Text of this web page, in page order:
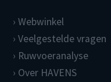
Webwinkel
Veelgestelde vragen
Ruwvoeranalyse
Over HAVENS